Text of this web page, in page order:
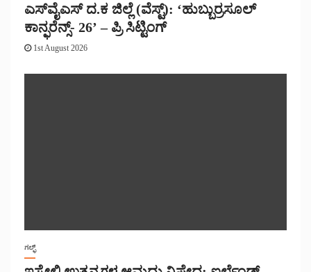
ಎಸ್‌ವೈಎಸ್ ದ.ಕ ಜಿಲ್ಲೆ (ವೆಸ್ಟ್): ‘ಹುಬ್ಬುರ್ರಸೂಲ್
ಕಾನ್ಫರೆನ್ಸ್- 26’ – ಪ್ರಿ ಸಿಟ್ಟಿಂಗ್
1st August 2026
ಗಲ್ಫ್